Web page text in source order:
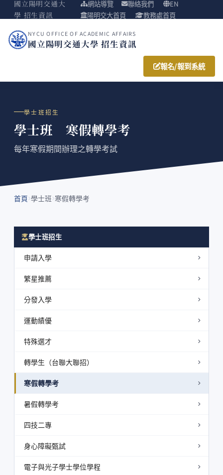
國立陽明交通大
學 招生資訊
網站導覽 聯絡我們
EN
陽明交大首頁
教務處首頁
NYCU OFFICE OF ACADEMIC AFFAIRS
國立陽明交通大學 招生資訊
報名/報到系統
學士班招生
學士班 寒假轉學考
每年寒假期間辦理之轉學考試
首頁 學士班 寒假轉學考
學士班招生
申請入學
繁星推薦
分發入學
運動績優
特殊選才
轉學生（台聯大聯招）
寒假轉學考
暑假轉學考
四技二專
身心障礙甄試
電子與光子學士學位學程